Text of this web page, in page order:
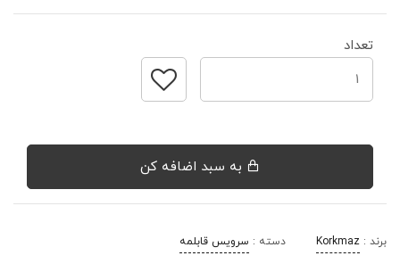
تعداد
برند : Korkmaz دسته : سرویس قابلمه